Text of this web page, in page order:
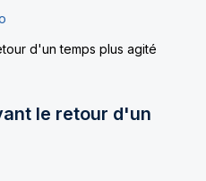
d'un temps plus agité
le retour d'un